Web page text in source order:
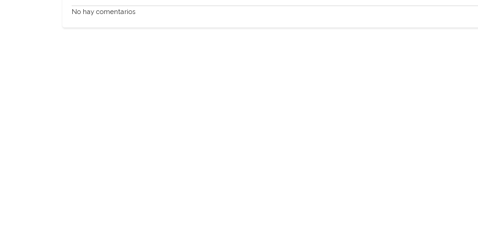
No hay comentarios